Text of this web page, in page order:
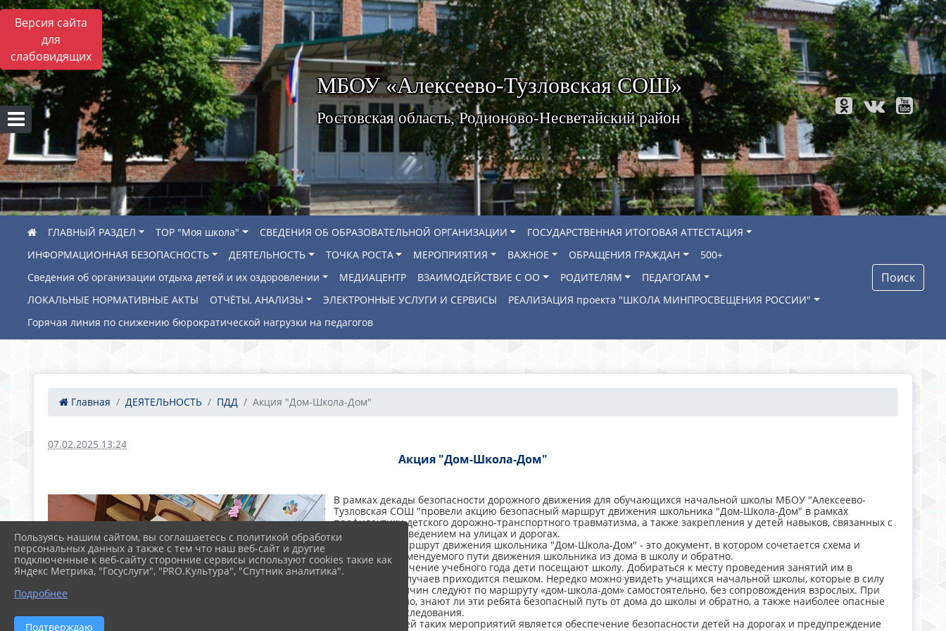
Версия сайта
для
слабовидящих
МБОУ «Алексеево-Тузловская СОШ»
Ростовская область, Родионово-Несветайский район
ГЛАВНЫЙ РАЗДЕЛ ТОР "Моя школа" СВЕДЕНИЯ ОБ ОБРАЗОВАТЕЛЬНОЙ ОРГАНИЗАЦИИ
ГОСУДАРСТВЕННАЯ ИТОГОВАЯ АТТЕСТАЦИЯ
ИНФОРМАЦИОННАЯ БЕЗОПАСНОСТЬ
ДЕЯТЕЛЬНОСТЬ ТОЧКА РОСТА МЕРОПРИЯТИЯ ВАЖНОЕ ОБРАЩЕНИЯ ГРАЖДАН
500+
Сведения об организации отдыха детей и их оздоровлении
МЕДИАЦЕНТР ВЗАИМОДЕЙСТВИЕ С ОО РОДИТЕЛЯМ
ПЕДАГОГАМ
ЛОКАЛЬНЫЕ НОРМАТИВНЫЕ АКТЫ
ОТЧЁТЫ, АНАЛИЗЫ ЭЛЕКТРОННЫЕ УСЛУГИ И СЕРВИСЫ
РЕАЛИЗАЦИЯ проекта "ШКОЛА МИНПРОСВЕЩЕНИЯ РОССИИ"
Горячая линия по снижению бюрократической нагрузки на педагогов
Поиск
Главная ДЕЯТЕЛЬНОСТЬ ПДД Акция "Дом-Школа-Дом"
07.02.2025 13:24
Акция "Дом-Школа-Дом"
В рамках декады безопасности дорожного движения для обучающихся начальной школы МБОУ "Алексеево-
Тузловская СОШ "провели акцию безопасный маршрут движения школьника "Дом-Школа-Дом" в рамках
профилактики детского дорожно-транспортного травматизма, а также закрепления у детей навыков, связанных с
безопасным поведением на улицах и дорогах.
Безопасный маршрут движения школьника "Дом-Школа-Дом" - это документ, в котором сочетается схема и
описание рекомендуемого пути движения школьника из дома в школу и обратно.
Ежедневно в течение учебного года дети посещают школу. Добираться к месту проведения занятий им в
большинстве случаев приходится пешком. Нередко можно увидеть учащихся начальной школы, которые в силу
различных причин следуют по маршруту «дом-школа-дом» самостоятельно, без сопровождения взрослых. При
этом неизвестно, знают ли эти ребята безопасный путь от дома до школы и обратно, а также наиболее опасные
места на пути следования.
Главной задачей таких мероприятий является обеспечение безопасности детей на дорогах и предупреждение
Пользуясь нашим сайтом, вы соглашаетесь с политикой обработки
персональных данных а также с тем что наш веб-сайт и другие
подключенные к веб-сайту сторонние сервисы используют cookies такие как
Яндекс Метрика, "Госуслуги", "PRO.Культура", "Спутник аналитика".
Подробнее
Подтверждаю